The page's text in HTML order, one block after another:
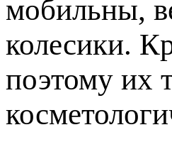
мобильны,
колесики.
поэтому их